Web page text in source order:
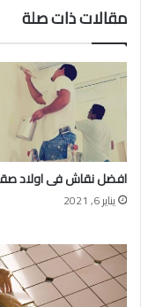
مقالات ذات صلة
افضل نقاش فى اولاد
يناير 6, 2021